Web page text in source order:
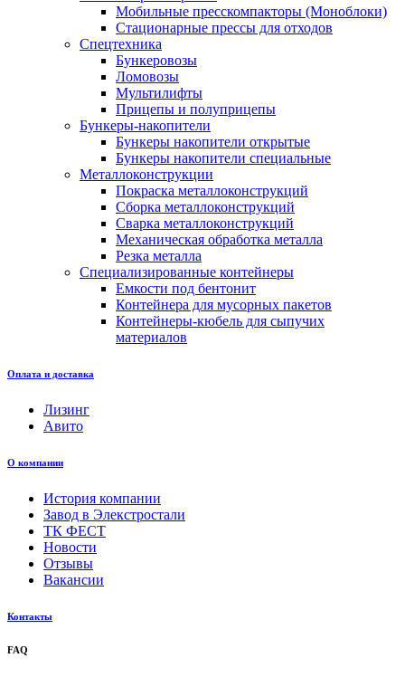
Мобильные пресскомпакторы (Моноблоки)
Стационарные прессы для отходов
Спецтехника
Бункеровозы
Ломовозы
Мультилифты
Прицепы и полуприцепы
Бункеры-накопители
Бункеры накопители открытые
Бункеры накопители специальные
Металлоконструкции
Покраска металлоконструкций
Сборка металлоконструкций
Сварка металлоконструкций
Механическая обработка металла
Резка металла
Специализированные контейнеры
Емкости под бентонит
Контейнера для мусорных пакетов
Контейнеры-кюбель для сыпучих
материалов
Оплата и доставка
Лизинг
Авито
О компании
История компании
Завод в Элекстростали
ТК ФЕСТ
Новости
Отзывы
Вакансии
Контакты
FAQ